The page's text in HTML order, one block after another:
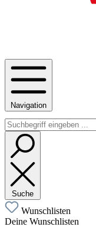
Navigation
Suche
Wunschlisten
Deine Wunschlisten